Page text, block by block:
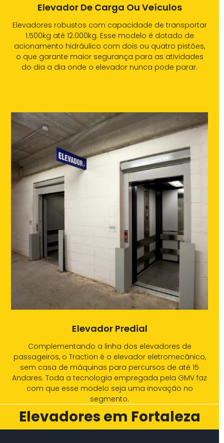
Elevador De Carga Ou Veículos
Elevadores robustos com capacidade de transportar
1.500kg até 12.000kg. Esse modelo é dotado de
acionamento hidráulico com dois ou quatro pistões,
o que garante maior segurança para as atividades
do dia a dia onde o elevador nunca pode parar.
Elevador Predial
Complementando a linha dos elevadores de
passageiros, o Traction é o elevador eletromecânico,
sem casa de máquinas para percursos de até 15
Andares. Toda a tecnologia empregada pela GMV faz
com que esse modelo seja uma inovação no
segmento.
Elevadores em Fortaleza